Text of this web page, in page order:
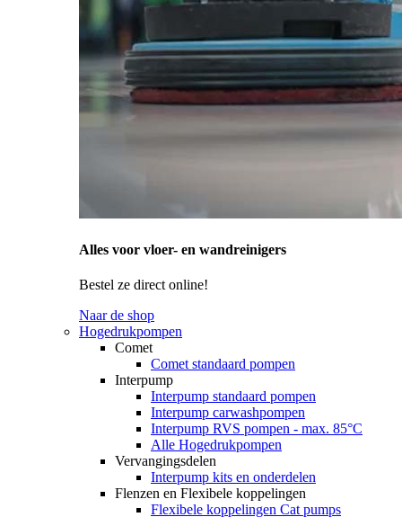
Alles voor vloer- en wandreinigers
Bestel ze direct online!
Naar de shop
Hogedrukpompen
Comet
Comet standaard pompen
Interpump
Interpump standaard pompen
Interpump carwashpompen
Interpump RVS pompen - max. 85°C
Alle Hogedrukpompen
Vervangingsdelen
Interpump kits en onderdelen
Flenzen en Flexibele koppelingen
Flexibele koppelingen Cat pumps